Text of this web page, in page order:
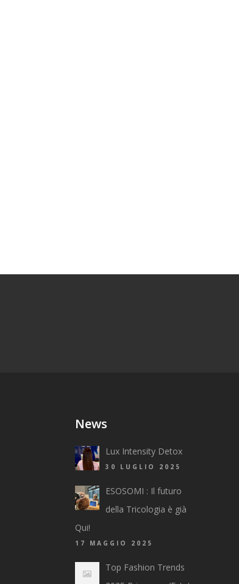
News
Lux Intensity Detox
30 LUGLIO 2025
ESOSOMI : Il futuro
della Tricologia è già
Qui!
17 MAGGIO 2025
Top Fashion Trends